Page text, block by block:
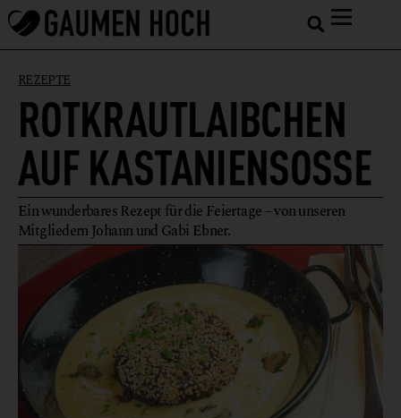
REZEPTE
ROTKRAUTLAIBCHEN
AUF KASTANIENSOSSE
Ein wunderbares Rezept für die Feiertage – von unseren
Mitgliedern Johann und Gabi Ebner.